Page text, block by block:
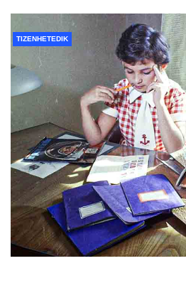
TIZENHETEDIK